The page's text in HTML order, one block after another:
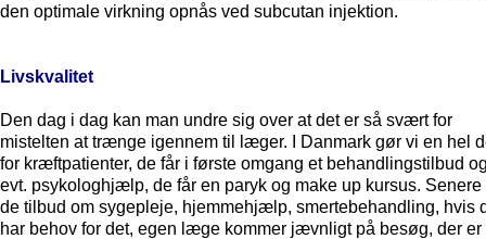
den optimale virkning opnås ved subcutan injektion.
Livskvalitet
Den dag i dag kan man undre sig over at det er så svært for
mistelten at trænge igennem til læger. I Danmark gør vi en hel
for kræftpatienter, de får i første omgang et behandlingstilbud
evt. psykologhjælp, de får en paryk og make up kursus. Senere
de tilbud om sygepleje, hjemmehjælp, smertebehandling, hvis
har behov for det, egen læge kommer jævnligt på besøg, der er